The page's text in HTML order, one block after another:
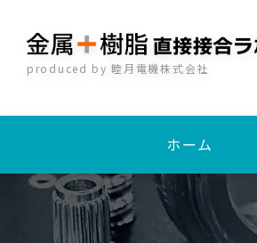
produced by 睦月電機株式会社
ホーム